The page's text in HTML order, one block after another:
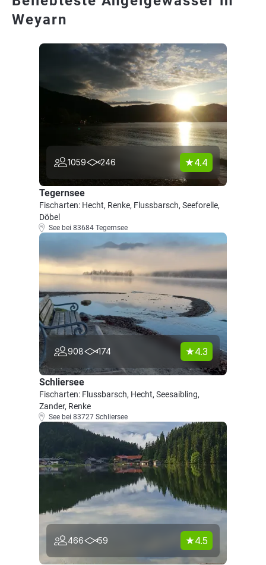
Weyarn
1059 246 4.4
Tegernsee
Fischarten: Hecht, Renke, Flussbarsch, Seeforelle,
Döbel
See bei 83684 Tegernsee
908 174 4.3
Schliersee
Fischarten: Flussbarsch, Hecht, Seesaibling,
Zander, Renke
See bei 83727 Schliersee
466 59 4.5